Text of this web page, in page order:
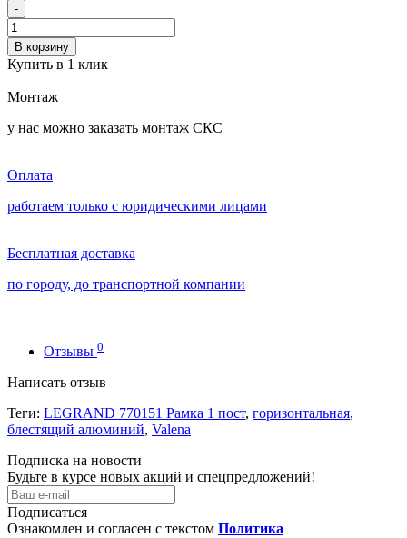
-
В корзину
Купить в 1 клик
Монтаж
у нас можно заказать монтаж СКС
Оплата
работаем только с юридическими лицами
Бесплатная доставка
по городу, до транспортной компании
Отзывы 0
Написать отзыв
Теги: LEGRAND 770151 Рамка 1 пост, горизонтальная,
блестящий алюминий, Valena
Подписка на новости
Будьте в курсе новых акций и спецпредложений!
Подписаться
Ознакомлен и согласен с текстом Политика